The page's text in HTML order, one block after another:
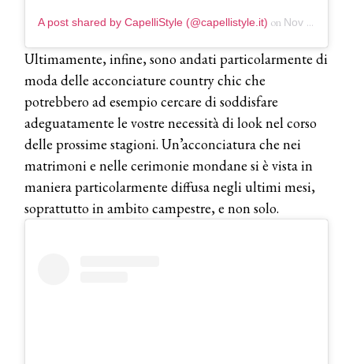
A post shared by CapelliStyle (@capellistyle.it) on Nov 22, 2018 at 8:48am PST
Ultimamente, infine, sono andati particolarmente di
moda delle acconciature country chic che
potrebbero ad esempio cercare di soddisfare
adeguatamente le vostre necessità di look nel corso
delle prossime stagioni. Un’acconciatura che nei
matrimoni e nelle cerimonie mondane si è vista in
maniera particolarmente diffusa negli ultimi mesi,
soprattutto in ambito campestre, e non solo.